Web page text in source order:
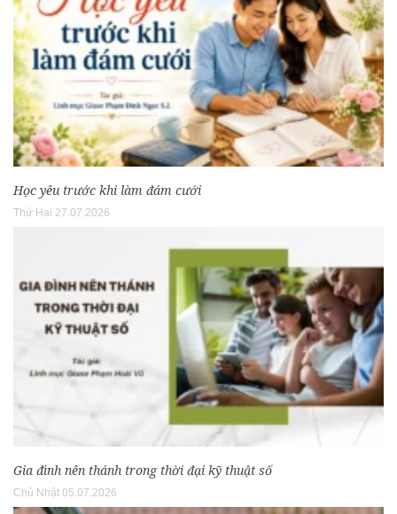
Học yêu trước khi làm đám cưới
Thứ Hai 27.07.2026
Gia đình nên thánh trong thời đại kỹ thuật số
Chủ Nhật 05.07.2026